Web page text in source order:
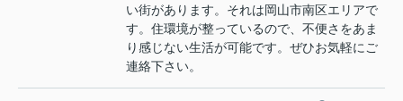
い街があります。それは岡山市南区エリアで
す。住環境が整っているので、不便さをあま
り感じない生活が可能です。ぜひお気軽にご
連絡下さい。